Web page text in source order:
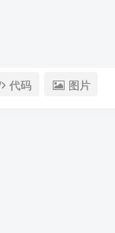
代码 图片